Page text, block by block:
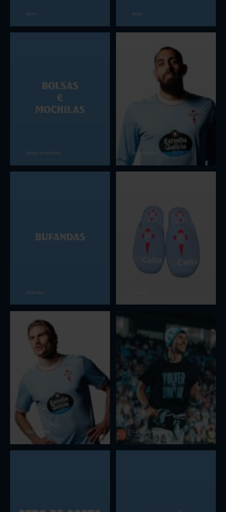
Baño Bebé
Bolsas e mochilas Borja Iglesias
Bufandas
Carl Starfelt Carlos Domínguez